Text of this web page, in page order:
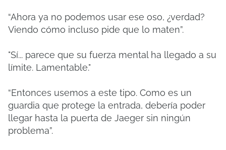
“Ahora ya no podemos usar ese oso, ¿verdad?
Viendo cómo incluso pide que lo maten”.
"Sí... parece que su fuerza mental ha llegado a su
límite. Lamentable."
“Entonces usemos a este tipo. Como es un
guardia que protege la entrada, debería poder
llegar hasta la puerta de Jaeger sin ningún
problema”.